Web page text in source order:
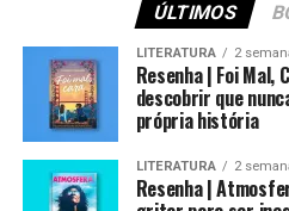
ÚLTIMOS
LITERATURA 2
Resenha | Foi Mal,
descobrir que
própria história
LITERATURA 2
Resenha |